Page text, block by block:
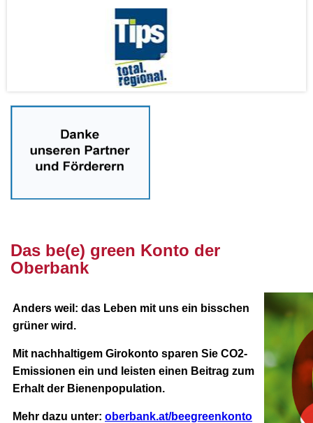
Das be(e) green Konto der
Oberbank
Anders weil: das Leben mit uns ein bisschen
grüner wird.
Mit nachhaltigem Girokonto sparen Sie CO2-
Emissionen ein und leisten einen Beitrag zum
Erhalt der Bienenpopulation.
Mehr dazu unter: oberbank.at/beegreenkonto